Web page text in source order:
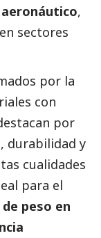
,
sectores
por la
con
por
durabilidad y
cualidades
para el
peso en